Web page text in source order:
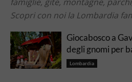
Scopri con noi la Lombardia
Giocabosco a
degli gnomi per
Lombardia